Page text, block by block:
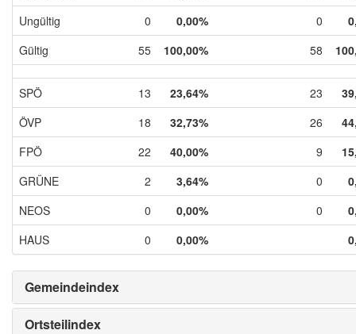
Ungültig
0 0,00% 0
Gültig
55 100,00% 58
SPÖ 13 23,64% 23
ÖVP
18 32,73% 26
FPÖ
22 40,00% 9
GRÜNE
2 3,64% 0
NEOS
0 0,00% 0
HAUS
0 0,00%
Gemeindeindex
Ortsteilindex